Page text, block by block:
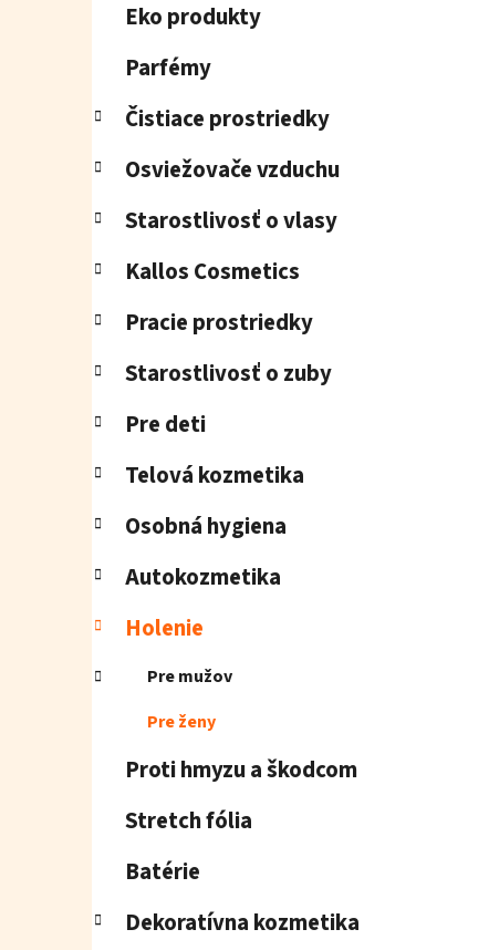
Eko produkty
Parfémy
Čistiace prostriedky
Osviežovače vzduchu
Starostlivosť o vlasy
Kallos Cosmetics
Pracie prostriedky
Starostlivosť o zuby
Pre deti
Telová kozmetika
Osobná hygiena
Autokozmetika
Holenie
Pre mužov
Pre ženy
Proti hmyzu a škodcom
Stretch fólia
Batérie
Dekoratívna kozmetika